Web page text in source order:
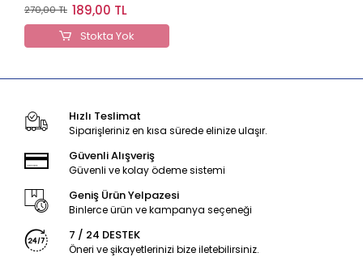
270,00 TL 189,00 TL
Stokta Yok
Hızlı Teslimat
Siparişleriniz en kısa sürede elinize ulaşır.
Güvenli Alışveriş
Güvenli ve kolay ödeme sistemi
Geniş Ürün Yelpazesi
Binlerce ürün ve kampanya seçeneği
7 / 24 DESTEK
Öneri ve şikayetlerinizi bize iletebilirsiniz.